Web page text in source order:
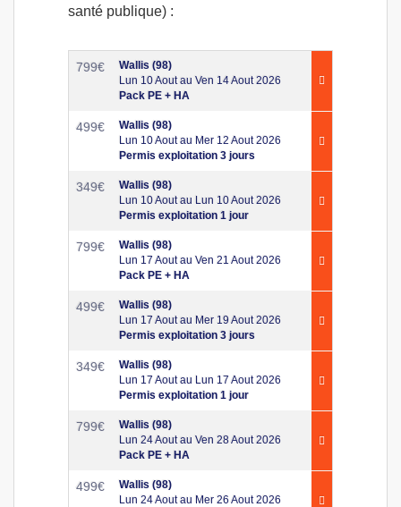
santé publique) :
799€
Wallis (98)
Lun 10 Aout au Ven 14 Aout 2026
Pack PE + HA
499€
Wallis (98)
Lun 10 Aout au Mer 12 Aout 2026
Permis exploitation 3 jours
349€
Wallis (98)
Lun 10 Aout au Lun 10 Aout 2026
Permis exploitation 1 jour
799€
Wallis (98)
Lun 17 Aout au Ven 21 Aout 2026
Pack PE + HA
499€
Wallis (98)
Lun 17 Aout au Mer 19 Aout 2026
Permis exploitation 3 jours
349€
Wallis (98)
Lun 17 Aout au Lun 17 Aout 2026
Permis exploitation 1 jour
799€
Wallis (98)
Lun 24 Aout au Ven 28 Aout 2026
Pack PE + HA
499€
Wallis (98)
Lun 24 Aout au Mer 26 Aout 2026